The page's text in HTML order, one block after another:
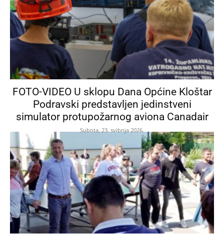
FOTO-VIDEO U sklopu Dana Općine Kloštar
Podravski predstavljen jedinstveni
simulator protupožarnog aviona Canadair
Subota, 23. svibnja 2026.